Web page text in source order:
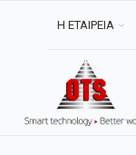
Η ΕΤΑΙΡΕΙΑ